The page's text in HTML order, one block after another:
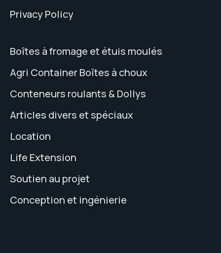
Privacy Policy
Boîtes à fromage et étuis moulés
Agri Container Boîtes à choux
Conteneurs roulants & Dollys
Articles divers et spéciaux
Location
Life Extension
Soutien au projet
Conception et ingénierie